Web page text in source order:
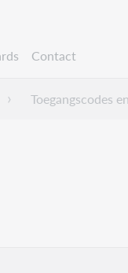
Contact
Toegangscodes